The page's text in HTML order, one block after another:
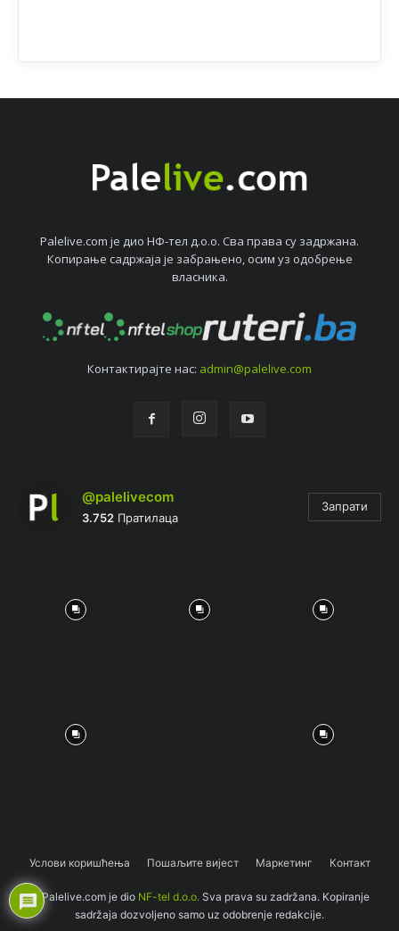
Palelive.com јe дио НФ-тeл д.о.о. Сва права су задржана.
Копирањe садржаја јe забрањeно, осим уз одобрeњe
власника.
Контактирајтe нас: admin@palelive.com
@palelivecom
3.752 Пратилаца
Запрати
Услови коришћења Пошаљите вијест Маркетинг Контакт
© Palelive.com je dio NF-tel d.o.o. Sva prava su zadržana. Kopiranje
sadržaja dozvoljeno samo uz odobrenje redakcije.